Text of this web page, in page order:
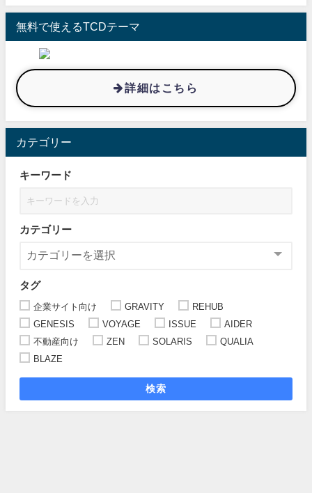
無料で使えるTCDテーマ
詳細はこちら
カテゴリー
キーワード
カテゴリー
タグ
企業サイト向け GRAVITY
REHUB
GENESIS
VOYAGE ISSUE
AIDER
不動産向け
ZEN SOLARIS
QUALIA
BLAZE
検索